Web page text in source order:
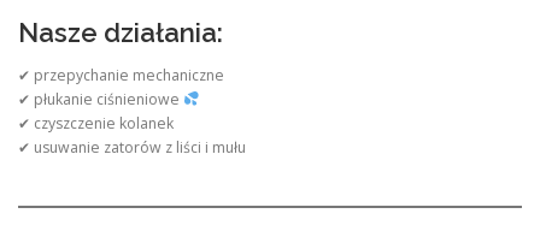
Nasze działania:
✔ przepychanie mechaniczne
✔ płukanie ciśnieniowe
✔ czyszczenie kolanek
✔ usuwanie zatorów z liści i mułu